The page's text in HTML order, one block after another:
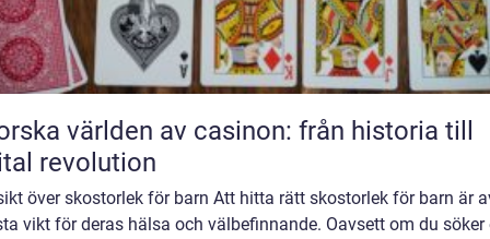
världen av casinon: från historia till
revolution
över skostorlek för barn Att hitta rätt skostorlek för barn är
vikt för deras hälsa och välbefinnande. Oavsett om du söker